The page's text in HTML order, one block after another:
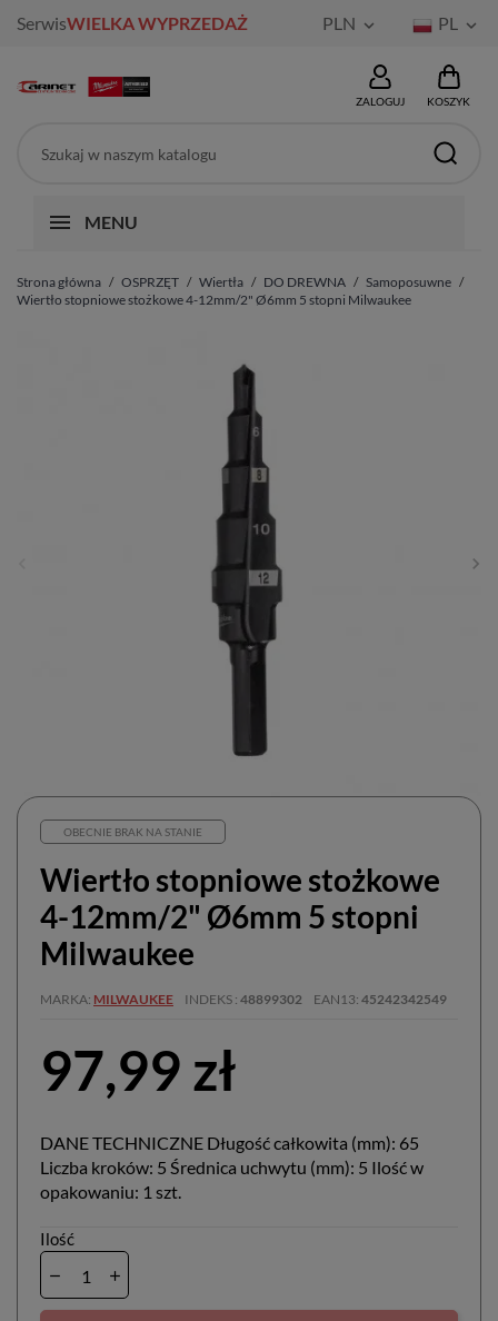
SerwisWIELKA WYPRZEDAŻ PLN  PL 
ZALOGUJ KOSZYK
MENU
Strona główna OSPRZĘT Wiertła DO DREWNA
Samoposuwne
Wiertło stopniowe stożkowe 4-12mm/2" Ø6mm 5 stopni Milwaukee
OBECNIE BRAK NA STANIE
Wiertło stopniowe stożkowe
4-12mm/2" Ø6mm 5 stopni
Milwaukee
MARKA MILWAUKEE INDEKS 48899302 EAN13 45242342549
97,99 zł
DANE TECHNICZNE Długość całkowita (mm): 65
Liczba kroków: 5 Średnica uchwytu (mm): 5 Ilość w
opakowaniu: 1 szt.
Ilość